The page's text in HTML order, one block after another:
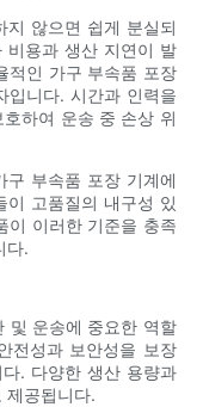
지 않으면 쉽게 분실되
비용과 생산 지연이 발
적인 가구 부속품 포장
입니다. 시간과 인력을
하여 운송 중 손상 위
구 부속품 포장 기계에
이 고품질의 내구성 있
이 이러한 기준을 충족
다.
및 운송에 중요한 역할
전성과 보안성을 보장
. 다양한 생산 용량과
제공됩니다.